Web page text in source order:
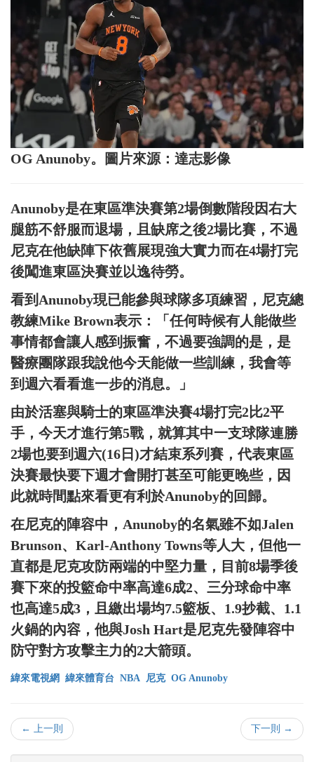
OG Anunoby。圖片來源：達志影像
Anunoby是在東區準決賽第2場倒數階段因右大
腿筋不舒服而退場，且缺席之後2場比賽，不過
尼克在他缺陣下依舊展現強大實力而在4場打完
後闖進東區決賽並以逸待勞。
看到Anunoby現已能參與球隊多項練習，尼克總
教練Mike Brown表示：「任何時候有人能做些
事情都會讓人感到振奮，不過要強調的是，是
醫療團隊跟我說他今天能做一些訓練，我會等
到週六看看進一步的消息。」
由於活塞與騎士的東區準決賽4場打完2比2平
手，今天才進行第5戰，就算其中一支球隊連勝
2場也要到週六(16日)才結束系列賽，代表東區
決賽最快要下週才會開打甚至可能更晚些，因
此就時間點來看更有利於Anunoby的回歸。
在尼克的陣容中，Anunoby的名氣雖不如Jalen
Brunson、Karl-Anthony Towns等人大，但他一
直都是尼克攻防兩端的中堅力量，目前8場季後
賽下來的投籃命中率高達6成2、三分球命中率
也高達5成3，且繳出場均7.5籃板、1.9抄截、1.1
火鍋的內容，他與Josh Hart是尼克先發陣容中
防守對方攻擊主力的2大箭頭。
緯來電視網 緯來體育台 NBA 尼克 OG Anunoby
← 上一則 下一則 →